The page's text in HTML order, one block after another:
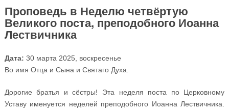
Проповедь в Неделю четвёртую
Великого поста, преподобного Иоанна
Лествичника
Дата: 30 марта 2025, воскресенье
Во имя Отца и Сына и Святаго Духа.
Дорогие братья и сёстры! Эта неделя поста по Церковному
Уставу именуется неделей преподобного Иоанна Лествичника.